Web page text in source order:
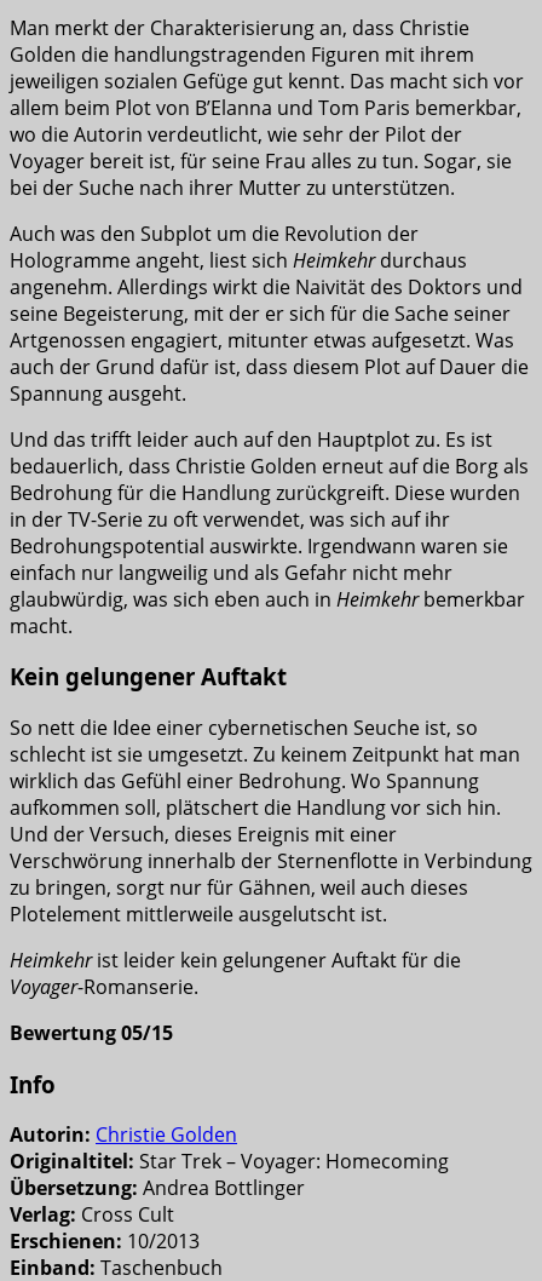
Man merkt der Charakterisierung an, dass Christie
Golden die handlungstragenden Figuren mit ihrem
jeweiligen sozialen Gefüge gut kennt. Das macht sich vor
allem beim Plot von B’Elanna und Tom Paris bemerkbar,
wo die Autorin verdeutlicht, wie sehr der Pilot der
Voyager bereit ist, für seine Frau alles zu tun. Sogar, sie
bei der Suche nach ihrer Mutter zu unterstützen.
Auch was den Subplot um die Revolution der
Hologramme angeht, liest sich Heimkehrdurchaus
angenehm. Allerdings wirkt die Naivität des Doktors und
seine Begeisterung, mit der er sich für die Sache seiner
Artgenossen engagiert, mitunter etwas aufgesetzt. Was
auch der Grund dafür ist, dass diesem Plot auf Dauer die
Spannung ausgeht.
Und das trifft leider auch auf den Hauptplot zu. Es ist
bedauerlich, dass Christie Golden erneut auf die Borg als
Bedrohung für die Handlung zurückgreift. Diese wurden
in der TV-Serie zu oft verwendet, was sich auf ihr
Bedrohungspotential auswirkte. Irgendwann waren sie
einfach nur langweilig und als Gefahr nicht mehr
glaubwürdig, was sich eben auch in Heimkehrbemerkbar
macht.
Kein gelungener Auftakt
So nett die Idee einer cybernetischen Seuche ist, so
schlecht ist sie umgesetzt. Zu keinem Zeitpunkt hat man
wirklich das Gefühl einer Bedrohung. Wo Spannung
aufkommen soll, plätschert die Handlung vor sich hin.
Und der Versuch, dieses Ereignis mit einer
Verschwörung innerhalb der Sternenflotte in Verbindung
zu bringen, sorgt nur für Gähnen, weil auch dieses
Plotelement mittlerweile ausgelutscht ist.
Heimkehrist leider kein gelungener Auftakt für die
Voyager-Romanserie.
Bewertung 05/15
Info
Autorin: Christie Golden
Originaltitel: Star Trek – Voyager: Homecoming
Übersetzung: Andrea Bottlinger
Verlag: Cross Cult
Erschienen: 10/2013
Einband: Taschenbuch